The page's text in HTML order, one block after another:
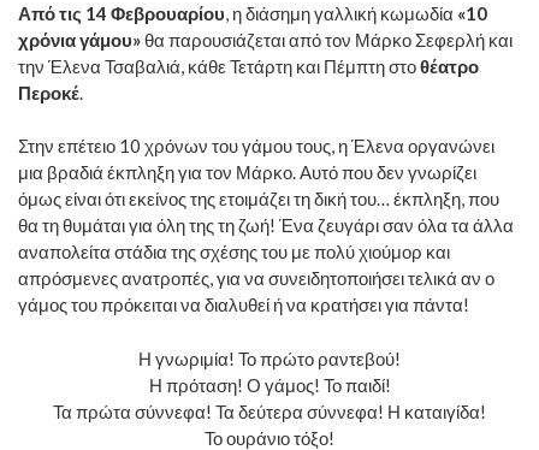
Από τις 14 Φεβρουαρίου, η διάσημη γαλλική κωμωδία «10
χρόνια γάμου»θα παρουσιάζεται από τον Μάρκο Σεφερλή και
την Έλενα Τσαβαλιά, κάθε Τετάρτη και Πέμπτη στοθέατρο
Περοκέ.
Στην επέτειο 10 χρόνων του γάμου τους, η Έλενα οργανώνει
μια βραδιά έκπληξη για τον Μάρκο. Αυτό που δεν γνωρίζει
όμως είναι ότι εκείνος της ετοιμάζει τη δική του… έκπληξη, που
θα τη θυμάται για όλη της τη ζωή! Ένα ζευγάρι σαν όλα τα άλλα
αναπολείτα στάδια της σχέσης του με πολύ χιούμορ και
απρόσμενες ανατροπές, για να συνειδητοποιήσει τελικά αν ο
γάμος του πρόκειται να διαλυθεί ή να κρατήσει για πάντα!
Η γνωριμία! Το πρώτο ραντεβού!
Η πρόταση! Ο γάμος! Το παιδί!
Τα πρώτα σύννεφα! Τα δεύτερα σύννεφα! Η καταιγίδα!
Το ουράνιο τόξο!